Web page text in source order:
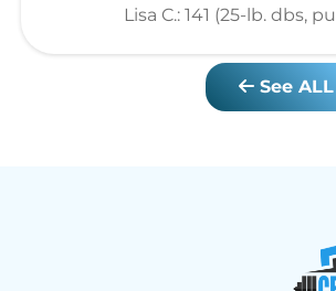
Lisa C.: 141 (25-lb. dbs,
See ALL